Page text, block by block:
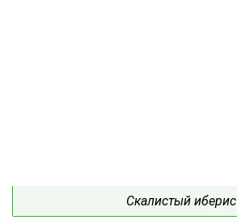
Скалистый иберис